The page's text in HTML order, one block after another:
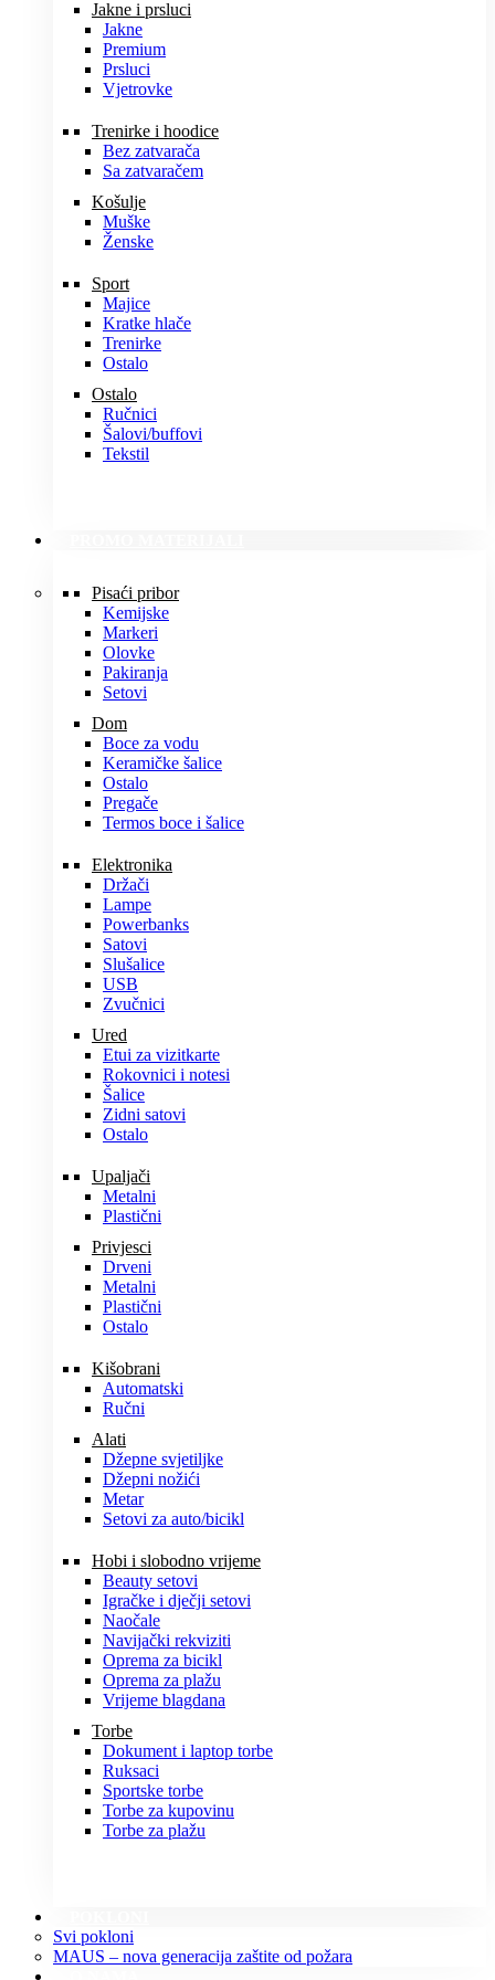
Jakne i prsluci
Jakne
Premium
Prsluci
Vjetrovke
Trenirke i hoodice
Bez zatvarača
Sa zatvaračem
Košulje
Muške
Ženske
Sport
Majice
Kratke hlače
Trenirke
Ostalo
Ostalo
Ručnici
Šalovi/buffovi
Tekstil
Pisaći pribor
Kemijske
Markeri
Olovke
Pakiranja
Setovi
Dom
Boce za vodu
Keramičke šalice
Ostalo
Pregače
Termos boce i šalice
Elektronika
Držači
Lampe
Powerbanks
Satovi
Slušalice
USB
Zvučnici
Ured
Etui za vizitkarte
Rokovnici i notesi
Šalice
Zidni satovi
Ostalo
Upaljači
Metalni
Plastični
Privjesci
Drveni
Metalni
Plastični
Ostalo
Kišobrani
Automatski
Ručni
Alati
Džepne svjetiljke
Džepni nožići
Metar
Setovi za auto/bicikl
Hobi i slobodno vrijeme
Beauty setovi
Igračke i dječji setovi
Naočale
Navijački rekviziti
Oprema za bicikl
Oprema za plažu
Vrijeme blagdana
Torbe
Dokument i laptop torbe
Ruksaci
Sportske torbe
Torbe za kupovinu
Torbe za plažu
Svi pokloni
MAUS – nova generacija zaštite od požara